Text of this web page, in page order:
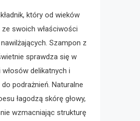
który od wieków
ze swoich właściwości
Szampon z
sprawdza się w
włosów delikatnych i
do podrażnień. Naturalne
łagodzą skórę głowy,
wzmacniając strukturę